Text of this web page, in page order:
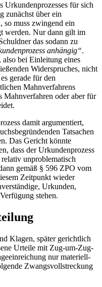
Urkundenprozesses für sich
zunächst über ein
so muss zwingend ein
werden. Nur dann gilt im
das sodann zu
anhängig“.
bei Einleitung eines
Widerspruches, nicht
gerade für den
Mahnverfahrens
Mahnverfahren oder aber für
damit argumentiert,
Tatsachen
Das Gericht könnte
dass der Urkundenprozess
unproblematisch
gemäß § 596 ZPO vom
Zeitpunkt wieder
Urkunden,
stehen.
Klagen, später gerichtlich
Urteile mit Zug-um-Zug-
nur materiell-
Zwangsvollstreckung